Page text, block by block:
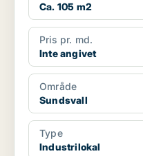
Ca. 105 m2
Pris pr. md.
Inte angivet
Område
Sundsvall
Type
Industrilokal